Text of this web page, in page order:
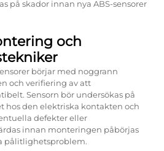
på skador innan nya ABS-sensorer
och
börjar med noggrann
och verifiering av att
Sensorn bör undersökas på
hos den elektriska kontakten och
defekter eller
innan monteringen påbörjas
pålitlighetsproblem.